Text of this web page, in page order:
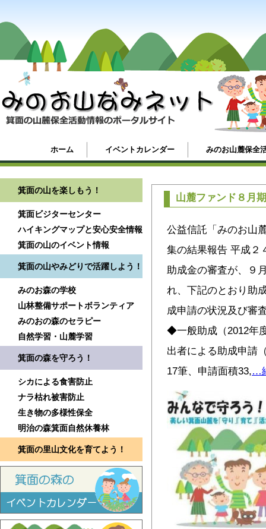
ホーム イベントカレンダー みのお山麓保全
箕面の山を楽しもう！
箕面ビジターセンター
ハイキングマップと安心安全情報
箕面の山のイベント情報
箕面の山やみどりで活躍しよう！
みのお森の学校
山林整備サポートボランティア
みのおの森のセラピー
自然学習・山麓学習
箕面の森を守ろう！
シカによる食害防止
ナラ枯れ被害防止
生き物の多様性保全
明治の森箕面自然休養林
箕面の里山文化を育てよう！
山麓ファンド８月
公益信託「みのお山
集の結果報告 平成２
助成金の審査が、９
れ、下記のとおり助
成申請の状況及び審
◆一般助成（2012年
出者による助成申請
17筆、申請面積33,…